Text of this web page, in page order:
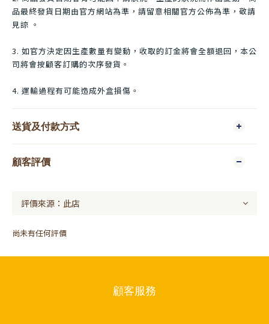
品最終發貨日期由官方網站為準，請留意相關官方公佈為準，敬請
見諒 。
3. 如官方決定因生產數量有變動，收取的訂金將會全額退回，本公
司將會按顧客訂購的次序發貨。
4. 運輸過程有可能造成外盒損傷。
送貨及付款方式
顧客評價
尚未有任何評價
顧客服務